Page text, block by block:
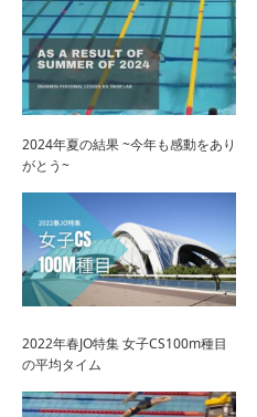
2024年夏の結果 ~今年も感動をあり
がとう~
2022年春JO特集 女子CS100m種目
の平均タイム